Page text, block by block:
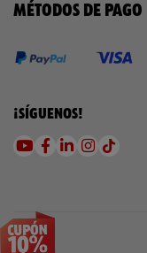
MÉTODOS DE PAGO
¡SÍGUENOS!